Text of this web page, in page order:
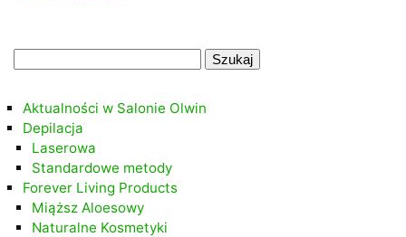
Aktualności w Salonie Olwin
Depilacja
Laserowa
Standardowe metody
Forever Living Products
Miąższ Aloesowy
Naturalne Kosmetyki